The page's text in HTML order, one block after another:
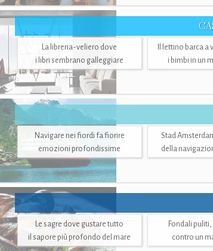
La libreria-veliero dove
i libri sembrano galleggiare
Il lettino barca a
i bimbi in un
Navigare nei fiordi fa fiorire
emozioni profondissime
Stad
della
Le sagre dove gustare tutto
il sapore più profondo del mare
Fondali
contro un